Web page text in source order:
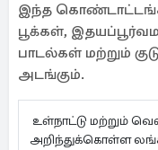
இந்த
பூக்கள்,
பாடல்கள் மற்றும்
அடங்கும்.
உள்நாட்டு மற்றும்
அறிந்துக்கொள்ள